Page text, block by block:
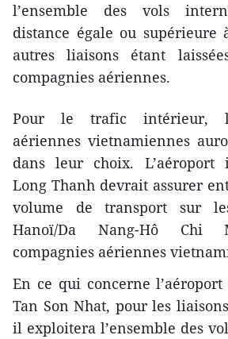
l’ensemble des vols
distance égale ou
autres liaisons étant
compagnies aériennes.
Pour le trafic intérieur,
aériennes vietnamiennes
dans leur choix. L’aéroport
Long Thanh devrait assurer
volume de transport sur
Hanoï/Da Nang-Hô Chi
compagnies aériennes
En ce qui concerne
Tan Son Nhat, pour les
il exploitera l’ensemble des